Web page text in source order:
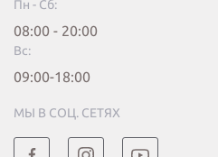
Пн - Сб:
08:00 - 20:00
Вc:
09:00-18:00
МЫ В СОЦ. СЕТЯХ